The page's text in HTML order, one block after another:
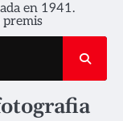
en 1941.